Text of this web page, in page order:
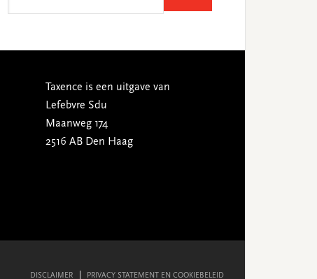
Taxence is een uitgave van
Lefebvre Sdu
Maanweg 174
2516 AB Den Haag
DISCLAIMER PRIVACY STATEMENT EN COOKIEBELEID